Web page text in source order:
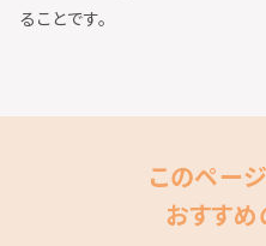
ることです。
このペー
おすすめ